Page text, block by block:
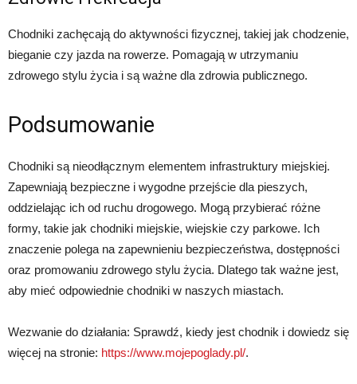
Chodniki zachęcają do aktywności fizycznej, takiej jak chodzenie,
bieganie czy jazda na rowerze. Pomagają w utrzymaniu
zdrowego stylu życia i są ważne dla zdrowia publicznego.
Podsumowanie
Chodniki są nieodłącznym elementem infrastruktury miejskiej.
Zapewniają bezpieczne i wygodne przejście dla pieszych,
oddzielając ich od ruchu drogowego. Mogą przybierać różne
formy, takie jak chodniki miejskie, wiejskie czy parkowe. Ich
znaczenie polega na zapewnieniu bezpieczeństwa, dostępności
oraz promowaniu zdrowego stylu życia. Dlatego tak ważne jest,
aby mieć odpowiednie chodniki w naszych miastach.
Wezwanie do działania: Sprawdź, kiedy jest chodnik i dowiedz się
więcej na stronie: https://www.mojepoglady.pl/.